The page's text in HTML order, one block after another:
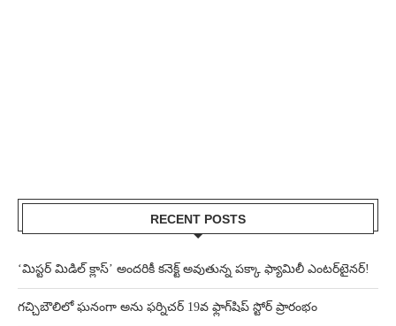
RECENT POSTS
‘మిస్టర్ మిడిల్ క్లాస్’ అందరికీ కనెక్ట్ అవుతున్న పక్కా ఫ్యామిలీ ఎంటర్‌టైనర్!
గచ్చిబౌలిలో ఘనంగా అను ఫర్నిచర్ 19వ ఫ్లాగ్‌షిప్ స్టోర్ ప్రారంభం